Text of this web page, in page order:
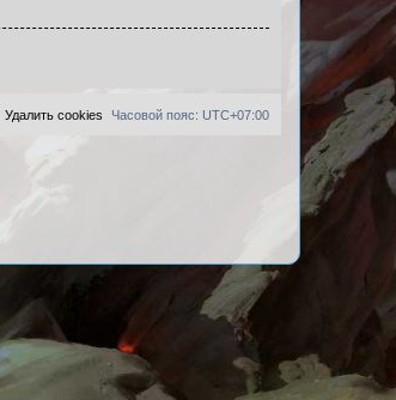
Часовой пояс: UTC+07:00
Удалить cookies